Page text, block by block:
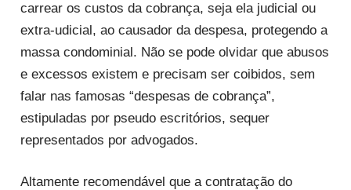
carrear os custos da cobrança, seja ela judicial ou
extra-udicial, ao causador da despesa, protegendo a
massa condominial. Não se pode olvidar que abusos
e excessos existem e precisam ser coibidos, sem
falar nas famosas “despesas de cobrança”,
estipuladas por pseudo escritórios, sequer
representados por advogados.
Altamente recomendável que a contratação do